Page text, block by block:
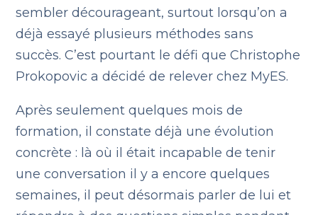
sembler décourageant, surtout lorsqu’on a
déjà essayé plusieurs méthodes sans
succès. C’est pourtant le défi que Christophe
Prokopovic a décidé de relever chez MyES.
Après seulement quelques mois de
formation, il constate déjà une évolution
concrète : là où il était incapable de tenir
une conversation il y a encore quelques
semaines, il peut désormais parler de lui et